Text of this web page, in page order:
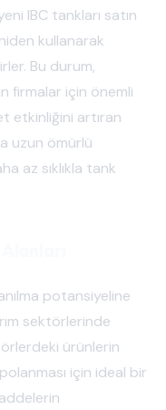
IBC tankları satın
kullanarak
Bu durum,
firmalar için önemli
etkinliğini artıran
uzun ömürlü
az sıklıkla tank
potansiyeline
sektörlerinde
ürünlerin
için ideal bir